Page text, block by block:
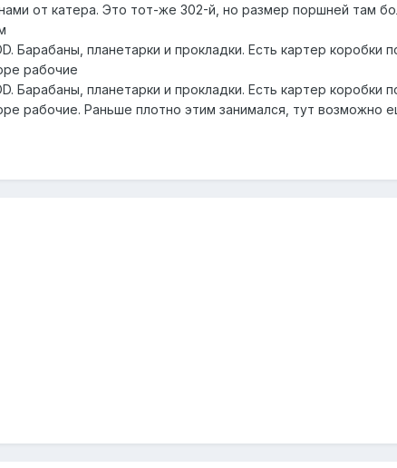
от катера. Это тот-же 302-й, но размер поршней там
Барабаны, планетарки и прокладки. Есть картер коробки
рабочие
Барабаны, планетарки и прокладки. Есть картер коробки
рабочие. Раньше плотно этим занимался, тут возможно